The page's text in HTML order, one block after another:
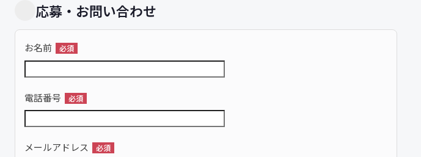
応募・お問い合わせ
お名前 必須
電話番号 必須
メールアドレス 必須